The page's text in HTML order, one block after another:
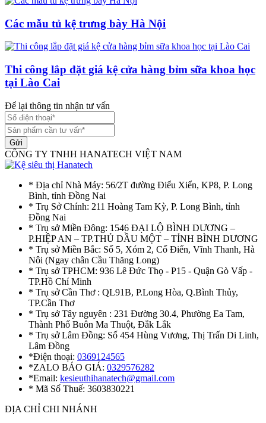
Các mẫu tủ kệ trưng bày Hà Nội
Thi công lắp đặt giá kệ cửa hàng bỉm sữa khoa học
tại Lào Cai
Để lại thông tin nhận tư vấn
Gửi
CÔNG TY TNHH HANATECH VIỆT NAM
* Địa chỉ Nhà Máy: 56/2T đường Điểu Xiển, KP8, P. Long
Bình, tỉnh Đồng Nai
* Trụ Sở Chính: 211 Hoàng Tam Kỳ, P. Long Bình, tỉnh
Đồng Nai
* Trụ sở Miền Đông: 1546 ĐẠI LỘ BÌNH DƯƠNG –
P.HIỆP AN – TP.THỦ DẦU MỘT – TỈNH BÌNH DƯƠNG
* Trụ sở Miền Bắc: Số 5, Xóm 2, Cổ Điển, Vĩnh Thanh, Hà
Nôi (Ngay chân Cầu Thăng Long)
* Trụ sở TPHCM: 936 Lê Đức Thọ - P15 - Quận Gò Vấp -
TP.Hồ Chí Minh
* Trụ sở Cần Thơ : QL91B, P.Long Hòa, Q.Bình Thủy,
TP.Cần Thơ
* Trụ sở Tây nguyên : 231 Đường 30.4, Phường Ea Tam,
Thành Phố Buôn Ma Thuột, Đắk Lắk
* Trụ sở Lâm Đồng: Số 454 Hùng Vương, Thị Trấn Di Linh,
Lâm Đồng
*Điện thoại: 0369124565
*ZALO BÁO GIÁ: 0329576282
*Email: kesieuthihanatech@gmail.com
* Mã Số Thuế: 3603830221
ĐỊA CHỈ CHI NHÁNH